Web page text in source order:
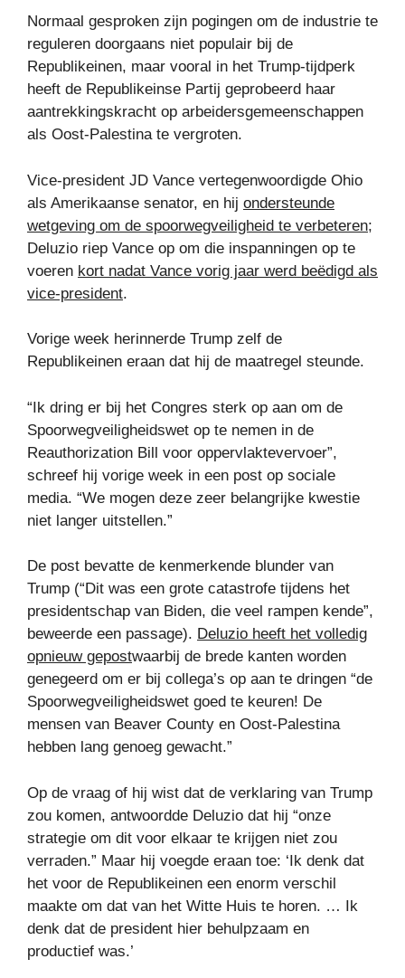
Normaal gesproken zijn pogingen om de industrie te
reguleren doorgaans niet populair bij de
Republikeinen, maar vooral in het Trump-tijdperk
heeft de Republikeinse Partij geprobeerd haar
aantrekkingskracht op arbeidersgemeenschappen
als Oost-Palestina te vergroten.
Vice-president JD Vance vertegenwoordigde Ohio
als Amerikaanse senator, en hij ondersteunde
wetgeving om de spoorwegveiligheid te verbeteren;
Deluzio riep Vance op om die inspanningen op te
voeren kort nadat Vance vorig jaar werd beëdigd als
vice-president.
Vorige week herinnerde Trump zelf de
Republikeinen eraan dat hij de maatregel steunde.
“Ik dring er bij het Congres sterk op aan om de
Spoorwegveiligheidswet op te nemen in de
Reauthorization Bill voor oppervlaktevervoer”,
schreef hij vorige week in een post op sociale
media. “We mogen deze zeer belangrijke kwestie
niet langer uitstellen.”
De post bevatte de kenmerkende blunder van
Trump (“Dit was een grote catastrofe tijdens het
presidentschap van Biden, die veel rampen kende”,
beweerde een passage). Deluzio heeft het volledig
opnieuw gepostwaarbij de brede kanten worden
genegeerd om er bij collega’s op aan te dringen “de
Spoorwegveiligheidswet goed te keuren! De
mensen van Beaver County en Oost-Palestina
hebben lang genoeg gewacht.”
Op de vraag of hij wist dat de verklaring van Trump
zou komen, antwoordde Deluzio dat hij “onze
strategie om dit voor elkaar te krijgen niet zou
verraden.” Maar hij voegde eraan toe: ‘Ik denk dat
het voor de Republikeinen een enorm verschil
maakte om dat van het Witte Huis te horen. … Ik
denk dat de president hier behulpzaam en
productief was.’